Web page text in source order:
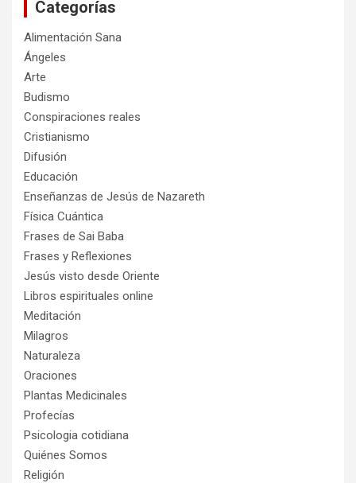
Categorías
Alimentación Sana
Ángeles
Arte
Budismo
Conspiraciones reales
Cristianismo
Difusión
Educación
Enseñanzas de Jesús de Nazareth
Física Cuántica
Frases de Sai Baba
Frases y Reflexiones
Jesús visto desde Oriente
Libros espirituales online
Meditación
Milagros
Naturaleza
Oraciones
Plantas Medicinales
Profecías
Psicologia cotidiana
Quiénes Somos
Religión